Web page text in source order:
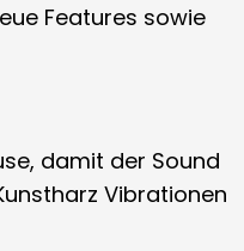
Features sowie
damit der Sound
Vibrationen